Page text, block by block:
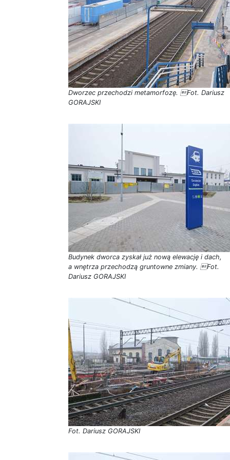
Dworzec przechodzi metamorfozę. Fot. Dariusz
GORAJSKI
Budynek dworca zyskał już nową elewację i dach,
a wnętrza przechodzą gruntowne zmiany. Fot.
Dariusz GORAJSKI
Fot. Dariusz GORAJSKI